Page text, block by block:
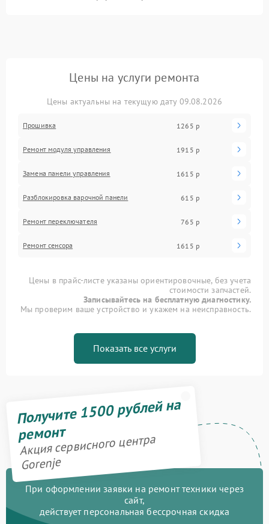
Цены на услуги ремонта
Цены актуальны на текущую дату 09.08.2026
Прошивка 1265 р
Ремонт модуля управления 1915 р
Замена панели управления 1615 р
Разблокировка варочной панели 615 р
Ремонт переключателя 765 р
Ремонт сенсора 1615 р
Цены в прайс-листе указаны ориентировочные, без учета
стоимости запчастей.
Записывайтесь на бесплатную диагностику.
Мы проверим ваше устройство и укажем на неисправность.
Показать все услуги
Получите 1500 рублей на
ремонт
Акция сервисного центра
Gorenje
При оформлении заявки на ремонт техники через
сайт,
действует персональная бессрочная скидка